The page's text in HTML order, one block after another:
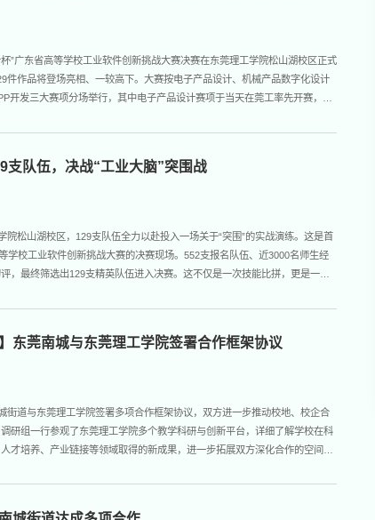
”广东省高等学校工业软件创新挑战大赛决赛在东莞理工学院松山湖校区正式
件作品将登场亮相、一较高下。大赛按电子产品设计、机械产品数字化设计
开发三大赛项分场举行，其中电子产品设计赛项于当天在莞工率先开赛，来
主办，数字化工业软件联盟东莞分...
支队伍，决战“工业大脑”突围战
院松山湖校区，129支队伍全力以赴投入一场关于“突围”的实战演练。这是首
学校工业软件创新挑战大赛的决赛现场。552支报名队伍、近3000名师生经
，最终筛选出129支精英队伍进入决赛。这不仅是一次技能比拼，更是一次
与政策推力。近年来，广...
东莞南城与东莞理工学院签署合作框架协议
街道与东莞理工学院签署多项合作框架协议，双方进一步推动校地、校企合
研组一行参观了东莞理工学院多个教学科研与创新平台，详细了解学校在科
才培养、产业链接等领域取得的新成果，进一步拓展双方深化合作的空间。
工学院—超级麦吉AI“智能教育生态共...